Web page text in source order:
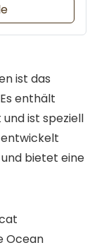
ist das
enthält
ist speziell
bietet eine
Ocean